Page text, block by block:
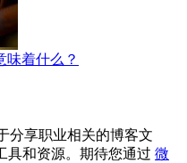
味着什么？
分享职业相关的博客文
具和资源。期待您通过 微